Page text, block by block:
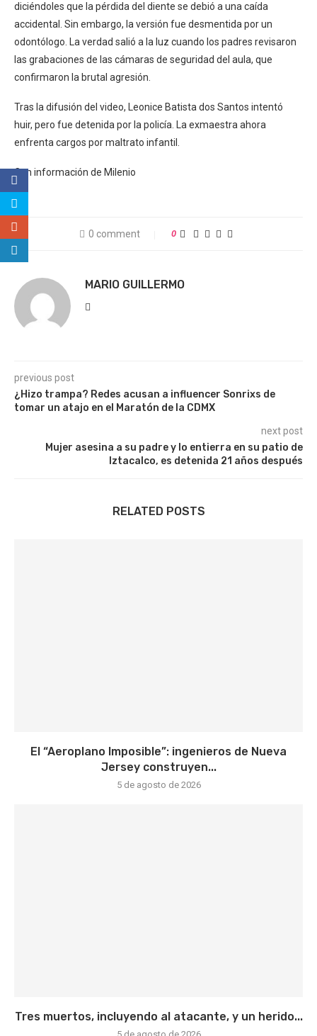
diciéndoles que la pérdida del diente se debió a una caída
accidental. Sin embargo, la versión fue desmentida por un
odontólogo. La verdad salió a la luz cuando los padres revisaron
las grabaciones de las cámaras de seguridad del aula, que
confirmaron la brutal agresión.
Tras la difusión del video, Leonice Batista dos Santos intentó
huir, pero fue detenida por la policía. La exmaestra ahora
enfrenta cargos por maltrato infantil.
Con información de Milenio
0 comment 0
MARIO GUILLERMO
previous post
¿Hizo trampa? Redes acusan a influencer Sonrixs de
tomar un atajo en el Maratón de la CDMX
next post
Mujer asesina a su padre y lo entierra en su patio de
Iztacalco, es detenida 21 años después
RELATED POSTS
El “Aeroplano Imposible”: ingenieros de Nueva
Jersey construyen...
5 de agosto de 2026
Tres muertos, incluyendo al atacante, y un herido...